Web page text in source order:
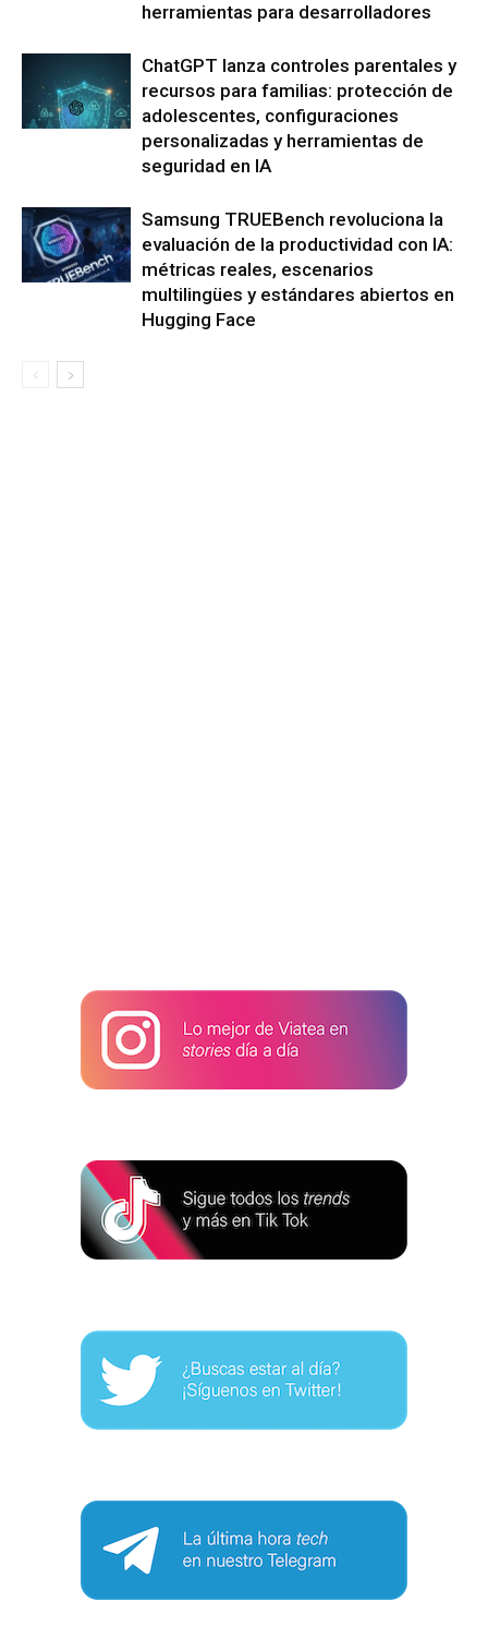
herramientas para desarrolladores
ChatGPT lanza controles parentales y
recursos para familias: protección de
adolescentes, configuraciones
personalizadas y herramientas de
seguridad en IA
Samsung TRUEBench revoluciona la
evaluación de la productividad con IA:
métricas reales, escenarios
multilingües y estándares abiertos en
Hugging Face